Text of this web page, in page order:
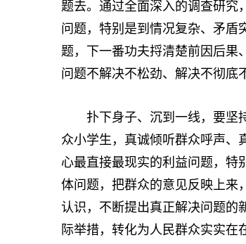
题去。通过全面深入的调查研究
问题，特别是到情况复杂、矛盾
题，下一番功夫捋清楚前因后果
问题不解决不松劲、解决不彻底
扑下身子、沉到一线，要坚持
众小学生，真诚倾听群众呼声、
心最直接最现实的利益问题，特
体问题，把群众的意见反映上来
认识，不断提出真正解决问题的
际举措，转化为人民群众实实在